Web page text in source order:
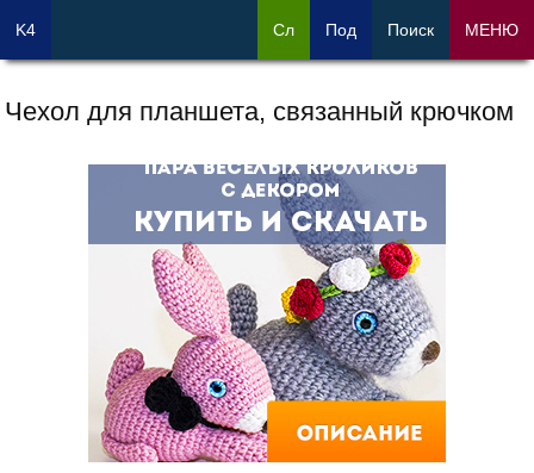
Чехол для планшета, связанный крючком
K4 Сл Под Поиск МЕНЮ